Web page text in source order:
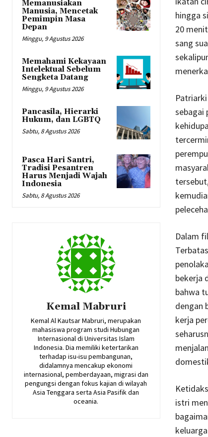
Memanusiakan
Manusia, Mencetak
Pemimpin Masa
Depan
Minggu, 9 Agustus 2026
Memahami Kekayaan
Intelektual Sebelum
Sengketa Datang
Minggu, 9 Agustus 2026
Pancasila, Hierarki
Hukum, dan LGBTQ
Sabtu, 8 Agustus 2026
Pasca Hari Santri,
Tradisi Pesantren
Harus Menjadi Wajah
Indonesia
Sabtu, 8 Agustus 2026
Kemal Mabruri
Kemal Al Kautsar Mabruri, merupakan
mahasiswa program studi Hubungan
Internasional di Universitas Islam
Indonesia. Dia memiliki ketertarikan
terhadap isu-isu pembangunan,
didalamnya mencakup ekonomi
internasional, pemberdayaan, migrasi dan
pengungsi dengan fokus kajian di wilayah
Asia Tenggara serta Asia Pasifik dan
oceania.
hingga
20
sang
sebagai
Dalam
bekerja
bahwa
dengan
kerja
istri